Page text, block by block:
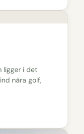
ligger i det
nära golf,